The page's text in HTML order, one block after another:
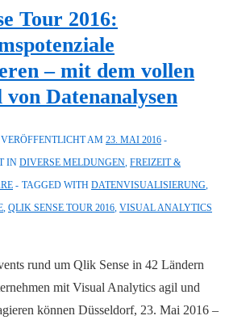
Tour 2016:
– mit dem vollen
von Datenanalysen
VERÖFFENTLICHT AM 23. MAI 2016
IN DIVERSE MELDUNGEN FREIZEIT &
TAGGED WITH DATENVISUALISIERUNG
QLIK SENSE TOUR 2016 VISUAL ANALYTICS
rund um Qlik Sense in 42 Ländern
mit Visual Analytics agil und
können Düsseldorf, 23. Mai 2016 –